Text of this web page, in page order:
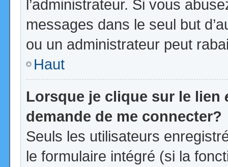
l’administrateur. Si vous
messages dans le seul but
ou un administrateur peut
Haut
Lorsque je clique sur le lien
demande de me connecter?
Seuls les utilisateurs
le formulaire intégré (si la